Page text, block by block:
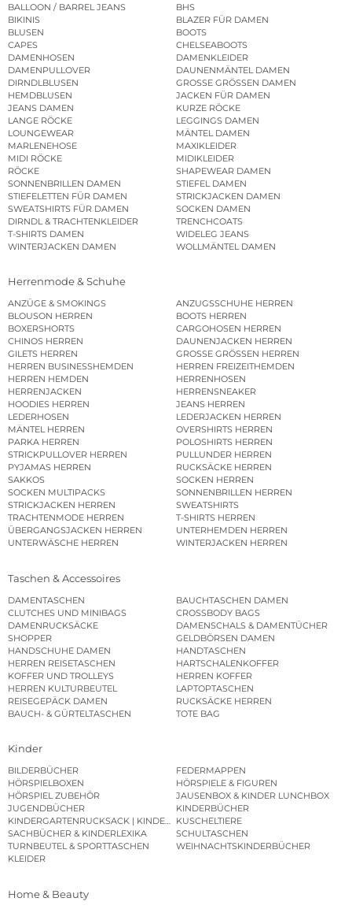
BALLOON / BARREL JEANS
BHS
BIKINIS
BLAZER FÜR DAMEN
BLUSEN
BOOTS
CAPES
CHELSEABOOTS
DAMENHOSEN
DAMENKLEIDER
DAMENPULLOVER
DAUNENMÄNTEL DAMEN
DIRNDLBLUSEN
GROSSE GRÖSSEN DAMEN
HEMDBLUSEN
JACKEN FÜR DAMEN
JEANS DAMEN
KURZE RÖCKE
LANGE RÖCKE
LEGGINGS DAMEN
LOUNGEWEAR
MÄNTEL DAMEN
MARLENEHOSE
MAXIKLEIDER
MIDI RÖCKE
MIDIKLEIDER
RÖCKE
SHAPEWEAR DAMEN
SONNENBRILLEN DAMEN
STIEFEL DAMEN
STIEFELETTEN FÜR DAMEN
STRICKJACKEN DAMEN
SWEATSHIRTS FÜR DAMEN
SOCKEN DAMEN
DIRNDL & TRACHTENKLEIDER
TRENCHCOATS
T-SHIRTS DAMEN
WIDELEG JEANS
WINTERJACKEN DAMEN
WOLLMÄNTEL DAMEN
Herrenmode & Schuhe
ANZÜGE & SMOKINGS
ANZUGSSCHUHE HERREN
BLOUSON HERREN
BOOTS HERREN
BOXERSHORTS
CARGOHOSEN HERREN
CHINOS HERREN
DAUNENJACKEN HERREN
GILETS HERREN
GROSSE GRÖSSEN HERREN
HERREN BUSINESSHEMDEN
HERREN FREIZEITHEMDEN
HERREN HEMDEN
HERRENHOSEN
HERRENJACKEN
HERRENSNEAKER
HOODIES HERREN
JEANS HERREN
LEDERHOSEN
LEDERJACKEN HERREN
MÄNTEL HERREN
OVERSHIRTS HERREN
PARKA HERREN
POLOSHIRTS HERREN
STRICKPULLOVER HERREN
PULLUNDER HERREN
PYJAMAS HERREN
RUCKSÄCKE HERREN
SAKKOS
SOCKEN HERREN
SOCKEN MULTIPACKS
SONNENBRILLEN HERREN
STRICKJACKEN HERREN
SWEATSHIRTS
TRACHTENMODE HERREN
T-SHIRTS HERREN
ÜBERGANGSJACKEN HERREN
UNTERHEMDEN HERREN
UNTERWÄSCHE HERREN
WINTERJACKEN HERREN
Taschen & Accessoires
DAMENTASCHEN
BAUCHTASCHEN DAMEN
CLUTCHES UND MINIBAGS
CROSSBODY BAGS
DAMENRUCKSÄCKE
DAMENSCHALS & DAMENTÜCHER
SHOPPER
GELDBÖRSEN DAMEN
HANDSCHUHE DAMEN
HANDTASCHEN
HERREN REISETASCHEN
HARTSCHALENKOFFER
KOFFER UND TROLLEYS
HERREN KOFFER
HERREN KULTURBEUTEL
LAPTOPTASCHEN
REISEGEPÄCK DAMEN
RUCKSÄCKE HERREN
BAUCH- & GÜRTELTASCHEN
TOTE BAG
Kinder
BILDERBÜCHER
FEDERMAPPEN
HÖRSPIELBOXEN
HÖRSPIELE & FIGUREN
HÖRSPIEL ZUBEHÖR
JAUSENBOX & KINDER LUNCHBOX
JUGENDBÜCHER
KINDERBÜCHER
KINDERGARTENRUCKSACK | KINDERGARTENBEUTEL
KUSCHELTIERE
SACHBÜCHER & KINDERLEXIKA
SCHULTASCHEN
TURNBEUTEL & SPORTTASCHEN
WEIHNACHTSKINDERBÜCHER
KLEIDER
Home & Beauty